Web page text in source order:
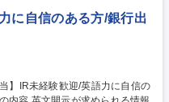
に自信のある方/銀行出